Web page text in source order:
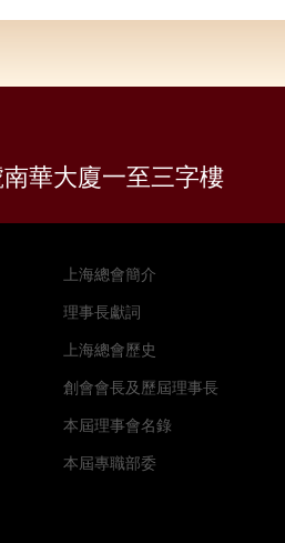
華大廈一至三字樓
上海總會簡介
理事長獻詞
上海總會歷史
創會會長及歷屆理事長
本屆理事會名錄
本屆專職部委